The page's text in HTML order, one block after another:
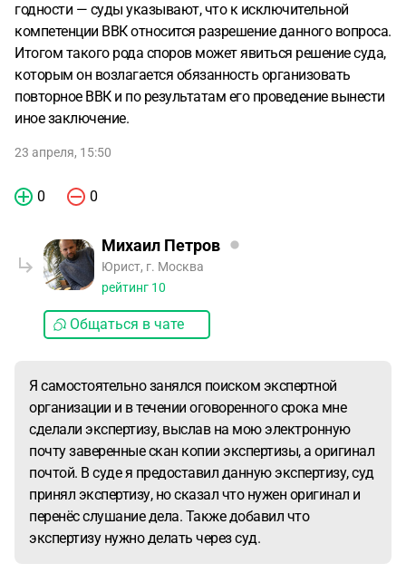
годности — суды указывают, что к исключительной
компетенции ВВК относится разрешение данного вопроса.
Итогом такого рода споров может явиться решение суда,
которым он возлагается обязанность организовать
повторное ВВК и по результатам его проведение вынести
иное заключение.
23 апреля, 15:50
0 0
Михаил Петров
Юрист, г. Москва
рейтинг 10
Общаться в чате
Я самостоятельно занялся поиском экспертной
организации и в течении оговоренного срока мне
сделали экспертизу, выслав на мою электронную
почту заверенные скан копии экспертизы, а оригинал
почтой. В суде я предоставил данную экспертизу, суд
принял экспертизу, но сказал что нужен оригинал и
перенёс слушание дела. Также добавил что
экспертизу нужно делать через суд.